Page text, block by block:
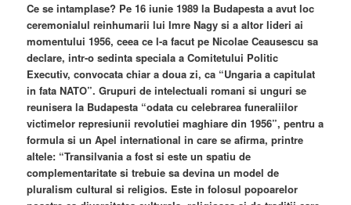
Ce se intamplase? Pe 16 iunie 1989 la Budapesta a avut loc
ceremonialul reinhumarii lui Imre Nagy si a altor lideri ai
momentului 1956, ceea ce l-a facut pe Nicolae Ceausescu sa
declare, intr-o sedinta speciala a Comitetului Politic
Executiv, convocata chiar a doua zi, ca “Ungaria a capitulat
in fata NATO”. Grupuri de intelectuali romani si unguri se
reunisera la Budapesta “odata cu celebrarea funeraliilor
victimelor represiunii revolutiei maghiare din 1956”, pentru a
formula si un Apel international in care se afirma, printre
altele: “Transilvania a fost si este un spatiu de
complementaritate si trebuie sa devina un model de
pluralism cultural si religios. Este in folosul popoarelor